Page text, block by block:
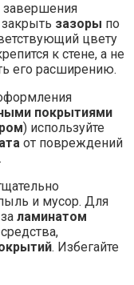
зазоры по
цвету
к стене, а не
его расширению.
покрытиями
) используйте
от повреждений
и мусор. Для
за ламинатом
. Избегайте